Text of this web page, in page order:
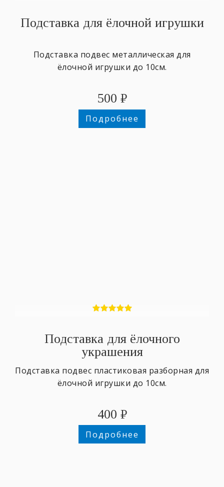
Подставка для ёлочной игрушки
Подставка подвес металлическая для
ёлочной игрушки до 10см.
500 ₽
Подробнее
Подставка для ёлочного
украшения
Подставка подвес пластиковая разборная для
ёлочной игрушки до 10см.
400 ₽
Подробнее